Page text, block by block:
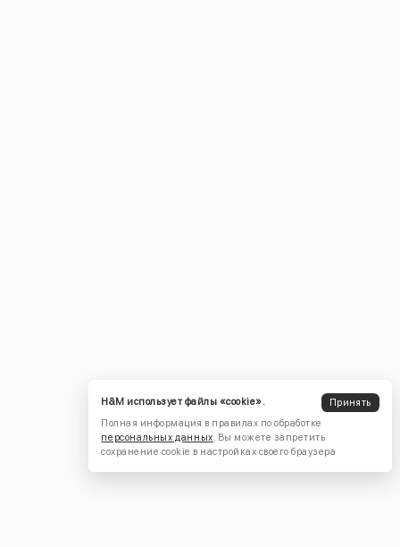
H&M использует файлы «cookie».
Принять
Полная информация в правилах по обработке
персональных данных. Вы можете запретить
сохранение cookie в настройках своего браузера